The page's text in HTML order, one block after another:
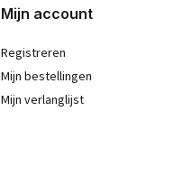
Mijn account
Registreren
Mijn bestellingen
Mijn verlanglijst